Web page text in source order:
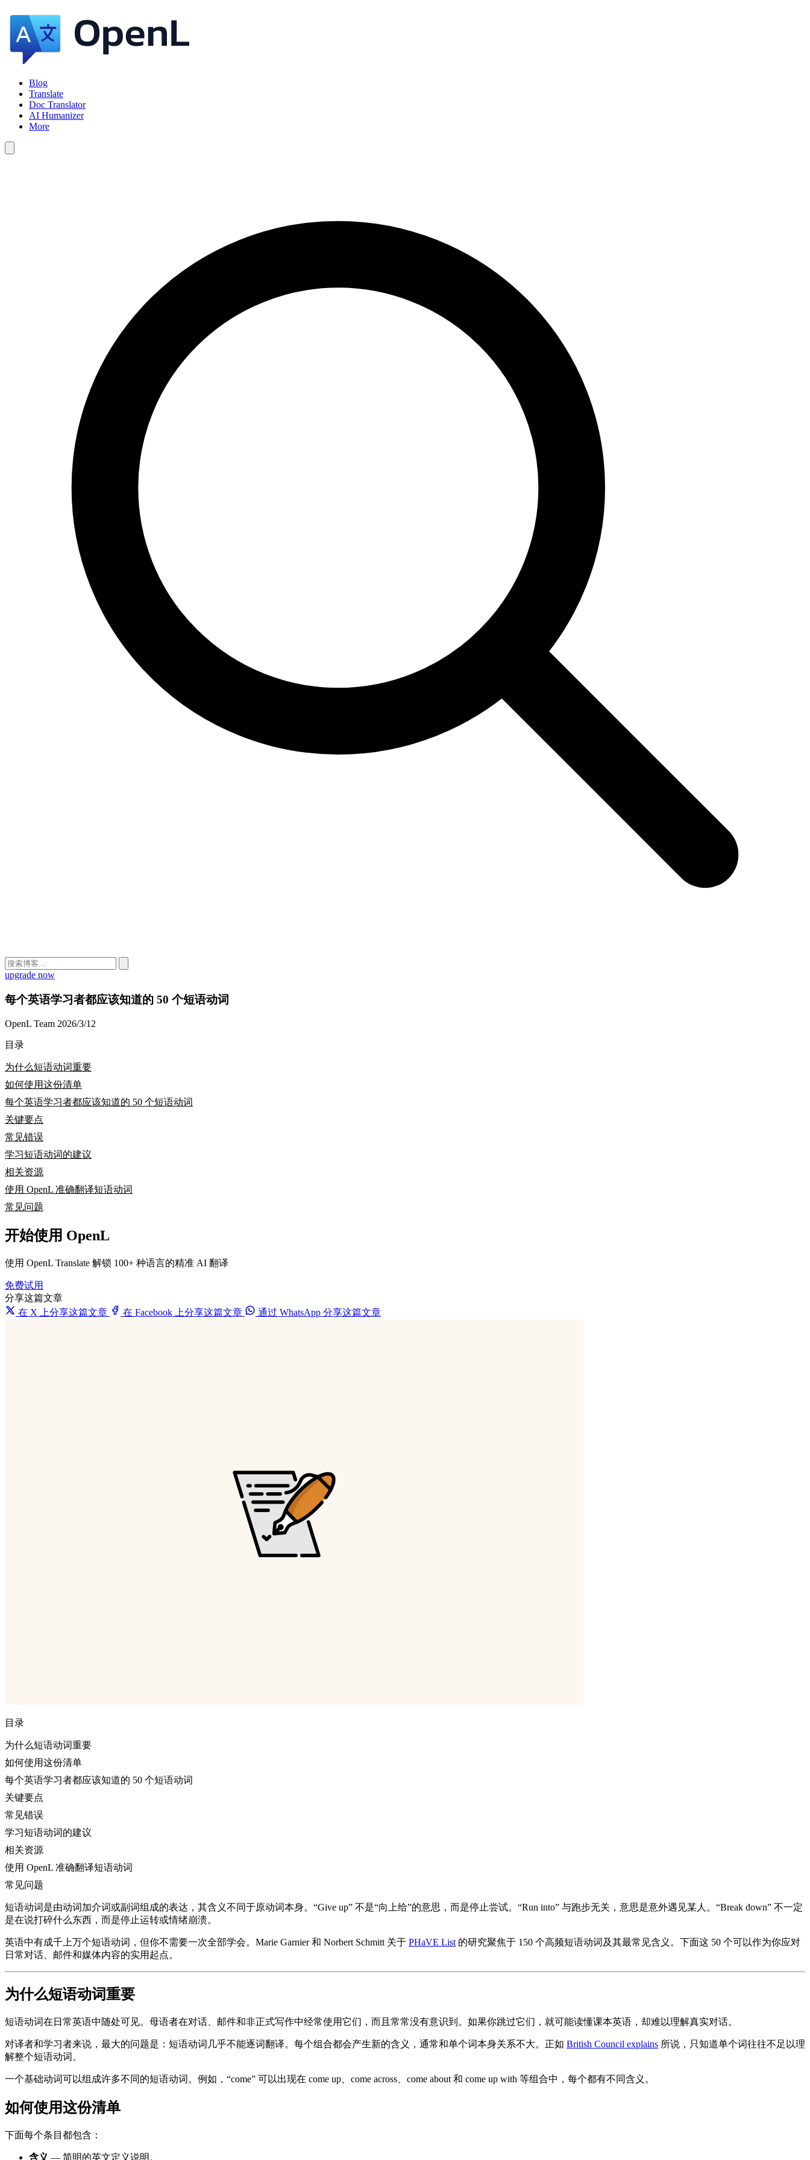
Blog
Translate
Doc Translator
AI Humanizer
More
upgrade now
每个英语学习者都应该知道的 50 个短语动词
OpenL Team 2026/3/12
目录
为什么短语动词重要
如何使用这份清单
每个英语学习者都应该知道的 50 个短语动词
关键要点
常见错误
学习短语动词的建议
相关资源
使用 OpenL 准确翻译短语动词
常见问题
开始使用 OpenL
使用 OpenL Translate 解锁 100+ 种语言的精准 AI 翻译
免费试用
分享这篇文章
在 X 上分享这篇文章
在 Facebook 上分享这篇文章 通过 WhatsApp 分享这篇文章
目录
为什么短语动词重要
如何使用这份清单
每个英语学习者都应该知道的 50 个短语动词
关键要点
常见错误
学习短语动词的建议
相关资源
使用 OpenL 准确翻译短语动词
常见问题
短语动词是由动词加介词或副词组成的表达，其含义不同于原动词本身。“Give up” 不是“向上给”的意思，而是停止尝试。“Run into” 与跑步无关，意思是意外遇见某人。“Break down” 不一定
是在说打碎什么东西，而是停止运转或情绪崩溃。
英语中有成千上万个短语动词，但你不需要一次全部学会。Marie Garnier 和 Norbert Schmitt 关于 PHaVE List 的研究聚焦于 150 个高频短语动词及其最常见含义。下面这 50 个可以作为你应对
日常对话、邮件和媒体内容的实用起点。
为什么短语动词重要
短语动词在日常英语中随处可见。母语者在对话、邮件和非正式写作中经常使用它们，而且常常没有意识到。如果你跳过它们，就可能读懂课本英语，却难以理解真实对话。
对译者和学习者来说，最大的问题是：短语动词几乎不能逐词翻译。每个组合都会产生新的含义，通常和单个词本身关系不大。正如 British Council explains 所说，只知道单个词往往不足以理
解整个短语动词。
一个基础动词可以组成许多不同的短语动词。例如，“come” 可以出现在 come up、come across、come about 和 come up with 等组合中，每个都有不同含义。
如何使用这份清单
下面每个条目都包含：
含义 — 简明的英文定义说明。